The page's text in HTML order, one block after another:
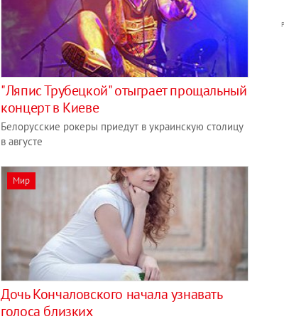
"Ляпис Трубецкой" отыграет прощальный
концерт в Киеве
Белорусские рокеры приедут в украинскую столицу
в августе
Мир
Дочь Кончаловского начала узнавать
голоса близких